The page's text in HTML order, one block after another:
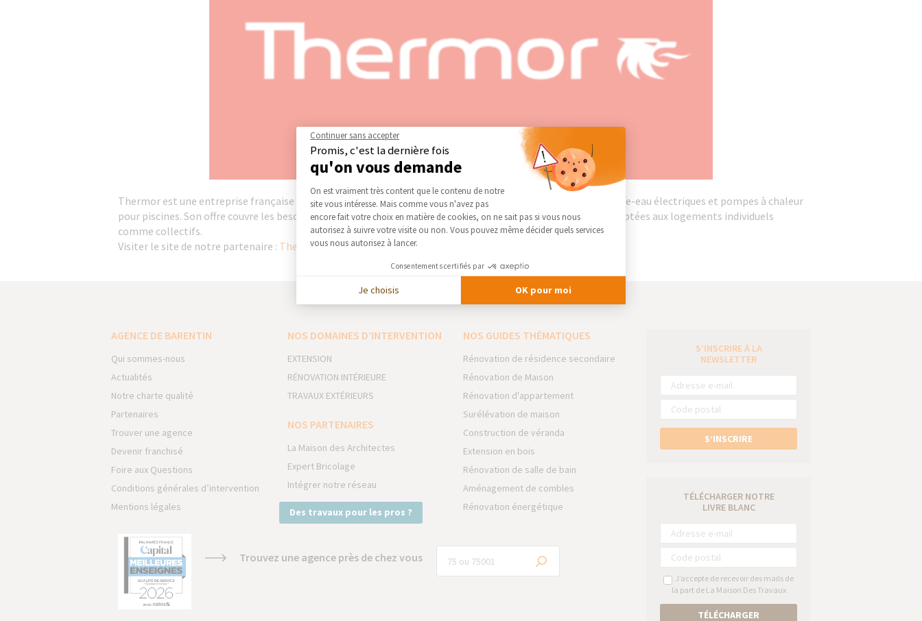
Thermor est une entreprise française du groupe Atlantic, spécialisée dans la fabrication de radiateurs, chauffe-eau électriques et pompes à chaleur
pour piscines. Son offre couvre les besoins en chauffage et en production d’eau chaude, avec des solutions adaptées aux logements individuels
comme collectifs.
Visiter le site de notre partenaire : Thermor — Chauffage et Ventilation
AGENCE DE BARENTIN
Qui sommes-nous
Actualités
Notre charte qualité
Partenaires
Trouver une agence
Devenir franchisé
Foire aux Questions
Conditions générales d’intervention
Mentions légales
NOS DOMAINES D’INTERVENTION
EXTENSION
RÉNOVATION INTÉRIEURE
TRAVAUX EXTÉRIEURS
NOS PARTENAIRES
La Maison des Architectes
Expert Bricolage
Intégrer notre réseau
Des travaux pour les pros ?
NOS GUIDES THÉMATIQUES
Rénovation de résidence secondaire
Rénovation de Maison
Rénovation d'appartement
Surélévation de maison
Construction de véranda
Extension en bois
Rénovation de salle de bain
Aménagement de combles
Rénovation énergétique
Trouvez une agence près de chez vous
S’INSCRIRE À LA
NEWSLETTER
S’INSCRIRE
TÉLÉCHARGER NOTRE
LIVRE BLANC
J’accepte de recevoir des mails de
la part de La Maison Des Travaux
TÉLÉCHARGER
Continuer sans accepter
Promis, c'est la dernière fois
qu'on vous demande
Plateforme de Gestion du Consentement : Personnalisez vos Options
On est vraiment très content que le contenu de notre
site vous intéresse. Mais comme vous n'avez pas
encore fait votre choix en matière de cookies, on ne sait pas si vous nous
autorisez à suivre votre visite ou non. Vous pouvez même décider quels services
vous nous autorisez à lancer.
Consentements certifiés par
Je choisis OK pour moi
Axeptio consent